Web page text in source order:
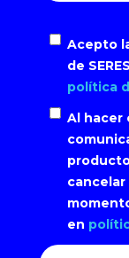
Acepto
de
política
Al hacer
en